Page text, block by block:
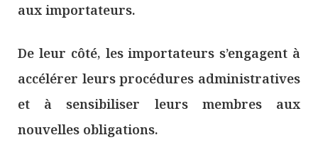
aux importateurs.
De leur côté, les importateurs s’engagent à
accélérer leurs procédures administratives
et à sensibiliser leurs membres aux
nouvelles obligations.